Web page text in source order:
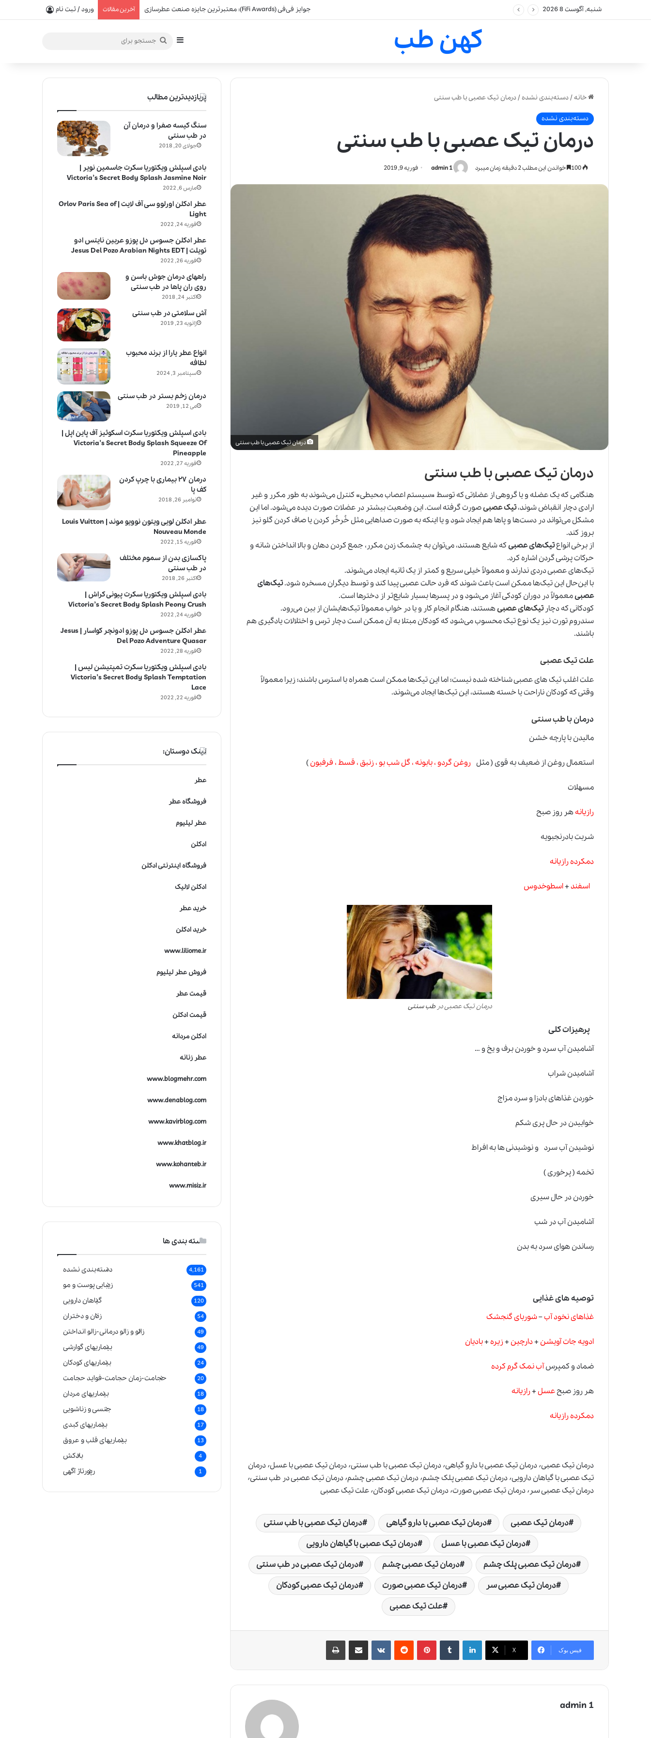
شنبه, آگوست 8 2026 آخرین مقالات جوایز فی‌فی (FiFi Awards): معتبرترین جایزه صنعت عطرسازی ورود / ثبت نام
کهن طب سایدبارجستجو
خانه/دسته‌بندی نشده/درمان تیک عصبی با طب سنتی
دسته‌بندی نشده
درمان تیک عصبی با طب سنتی
admin 1 فوریه 9, 2019 خواندن این مطلب 2 دقیقه زمان میبرد
درمان تیک عصبی با طب سنتی
درمان تیک عصبی با طب سنتی
هنگامی که یک عضله و یا گروهی از عضلاتی که توسط «سیستم اعصاب محیطی» کنترل می‌شوند به طور مکرر و غیر
ارادی دچار انقباض شوند،تیک عصبیصورت گرفته است. این وضعیت بیشتر در عضلات صورت دیده می‌شود. اما این
مشکل می‌تواند در دست‌ها و پاها هم ایجاد شود و یا اینکه به صورت صداهایی مثل خُرخُر کردن یا صاف کردن گلو نیز
بروز کند.
از برخی انواعتیک‌های عصبیکه شایع هستند، می‌توان به چشمک زدن مکرر، جمع کردن دهان وبالا انداختن شانه و
حرکات پرشی گردن اشاره کرد.
تیک‌های عصبی دردی ندارند و معمولاً خیلی سریع و کمتر از یک ثانیه ایجاد می‌شوند.
با این‌حال این تیک‌ها ممکن است باعث شوند که فرد حالت عصبی پیدا کند و توسط دیگران مسخره شود.تیک‌های
عصبیمعمولاً در دوران کودکی آغاز می‌شود و در پسرها بسیار شایع‌تر از دخترها است.
کودکانی که دچارتیک‌های عصبیهستند، هنگام انجام کار و یا در خواب معمولاً تیک‌هایشان از بین می‌رود.
سندروم تورت نیز یک نوع تیک محسوب می‌شود که کودکان مبتلا به آن ممکن است دچار ترس و اختلالات یادگیری هم
باشند.
علت تیک عصبی
علت اغلب تیک های عصبی شناخته شده نیست؛ اما این تیک‌ها ممکن است همراه با استرس باشند؛ زیرا معمولاً
وقتی که کودکان ناراحت یا خسته هستند، این تیک‌ها ایجاد می‌شوند.
درمان باطب سنتی
مالیدن با پارچه خشن
استعمال روغن از ضعیف به قوی ( مثل روغن گردو ، بابونه ، گل شب بو ، زنبق ، قسط ، فرفیون)
مسهلات
رازیانههر روز صبح
شربت بادرنجبویه
دمکرده رازیانه
اسفند+اسطوخدوس
درمان تیک عصبی در طب سنتی
پرهیزات کلی
آشامیدن آب سرد و خوردن برف و یخ و …
آشامیدن شراب
خوردن غذاهای بادزا و سرد مزاج
خوابیدن در حال پری شکم
نوشیدن آب سرد و نوشیدنی ها به افراط
تخمه ( پرخوری )
خوردن در حال سیری
آشامیدن آب در شب
رساندن هوای سرد به بدن
توصیه های غذایی
غذاهای نخود آب–شوربای گنجشک
ادویه جات آویشن+دارچین+زیره+بادیان
ضماد و کمپرسآب نمک گرم کرده
هر روز صبحعسل+رازیانه
دمکرده رازیانه
درمان تیک عصبی٬ درمان تیک عصبی با دارو گیاهی٬ درمان تیک عصبی با طب سنتی٬ درمان تیک عصبی با عسل٬ درمان
تیک عصبی با گیاهان دارویی٬ درمان تیک عصبی پلک چشم٬ درمان تیک عصبی چشم٬ درمان تیک عصبی در طب سنتی٬
درمان تیک عصبی سر٬ درمان تیک عصبی صورت٬ درمان تیک عصبی کودکان٬ علت تیک عصبی
درمان تیک عصبی درمان تیک عصبی با دارو گیاهی
درمان تیک عصبی با طب سنتی
درمان تیک عصبی با عسل
درمان تیک عصبی با گیاهان دارویی
درمان تیک عصبی پلک چشم
درمان تیک عصبی چشم
درمان تیک عصبی در طب سنتی
درمان تیک عصبی سر
درمان تیک عصبی صورت
درمان تیک عصبی کودکان
علت تیک عصبی
فیس بوک X
لینکدین ‫تامبلر ‫پین‌ترست‫رددیت ‫VKontakteاشتراک گذاری از طریق ایمیل چاپ
admin 1
پربازدیدترین مطالب
سنگ کیسه صفرا و درمان آن
در طب سنتی
جولای 20, 2018
بادی اسپلش ویکتوریا سکرت جاسمین نویر |
Victoria’s Secret Body Splash Jasmine Noir
مارس 6, 2022
عطر ادکلن اورلوو سی آف لایت | Orlov Paris Sea of
Light
فوریه 24, 2022
عطر ادکلن جسوس دل پوزو عربین نایتس ادو
تویلت | Jesus Del Pozo Arabian Nights EDT
فوریه 26, 2022
راههای درمان جوش باسن و
روی ران پاها در طب سنتی
اکتبر 24, 2018
آش سلامتی در طب سنتی
ژانویه 23, 2019
انواع عطر یارا از برند محبوب
لطافه
سپتامبر 3, 2024
درمان زخم بستر در طب سنتی
می 12, 2019
بادی اسپلش ویکتوریا سکرت اسکوئیز آف پاین اپل |
Victoria’s Secret Body Splash Squeeze Of
Pineapple
فوریه 27, 2022
درمان ۲۷ بیماری با چرپ کردن
کف پا
نوامبر 26, 2018
عطر ادکلن لویی ویتون نوویو موند | Louis Vuitton
Nouveau Monde
فوریه 15, 2022
پاکسازی بدن از سموم مختلف
در طب سنتی
اکتبر 26, 2018
بادی اسپلش ویکتوریا سکرت پیونی کراش |
Victoria’s Secret Body Splash Peony Crush
فوریه 24, 2022
عطر ادکلن جسوس دل پوزو ادونچر کواسار | Jesus
Del Pozo Adventure Quasar
فوریه 28, 2022
بادی اسپلش ویکتوریا سکرت تمپتیشن لیس |
Victoria’s Secret Body Splash Temptation
Lace
فوریه 22, 2022
لینک دوستان:
عطر
فروشگاه عطر
عطر لیلیوم
ادکلن
فروشگاه اینترنتی ادکلن
ادکلن لالیک
خرید عطر
خرید ادکلن
www.liliome.ir
فروش عطر لیلیوم
قیمت عطر
قیمت ادکلن
ادکلن مردانه
عطر زنانه
www.blogmehr.com
www.denablog.com
www.kavirblog.com
www.khatblog.ir
www.kohanteb.ir
www.misiz.ir
دسته بندی ها
دسته‌بندی نشده 4,161
زیبایی پوست و مو 541
گیاهان دارویی 120
زنان و دختران 54
زالو و زالو درمانی-زالو انداختن 49
بیماریهای گوارشی 49
بیماریهای کودکان 24
حجامت-زمان حجامت-فواید حجامت 20
بیماریهای مردان 18
جنسی و زناشویی 18
بیماریهای کبدی 17
بیماریهای قلب و عروق 13
بادکش 4
رپورتاژ آگهی 1